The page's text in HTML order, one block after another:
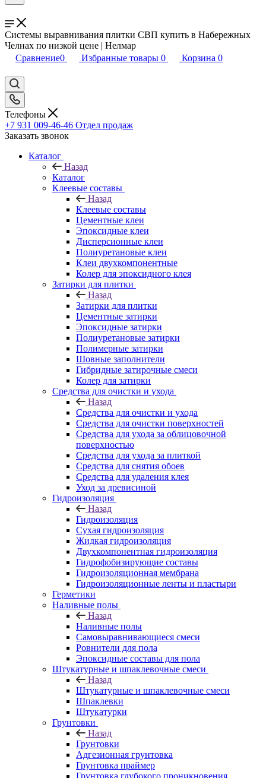
Системы выравнивания плитки СВП купить в Набережных
Челнах по низкой цене | Нелмар
Сравнение0 Избранные товары 0 Корзина 0
Телефоны
+7 931 009-46-46 Отдел продаж
Заказать звонок
Каталог
Назад
Каталог
Клеевые составы
Назад
Клеевые составы
Цементные клеи
Эпоксидные клеи
Дисперсионные клеи
Полиуретановые клеи
Клеи двухкомпонентные
Колер для эпоксидного клея
Затирки для плитки
Назад
Затирки для плитки
Цементные затирки
Эпоксидные затирки
Полиуретановые затирки
Полимерные затирки
Шовные заполнители
Гибридные затирочные смеси
Колер для затирки
Средства для очистки и ухода
Назад
Средства для очистки и ухода
Средства для очистки поверхностей
Средства для ухода за облицовочной
поверхностью
Средства для ухода за плиткой
Средства для снятия обоев
Средства для удаления клея
Уход за древисиной
Гидроизоляция
Назад
Гидроизоляция
Сухая гидроизоляция
Жидкая гидроизоляция
Двухкомпонентная гидроизоляция
Гидрофобизирующие составы
Гидроизоляционная мембрана
Гидроизоляционные ленты и пластыри
Герметики
Наливные полы
Назад
Наливные полы
Самовыравнивающиеся смеси
Ровнители для пола
Эпоксидные составы для пола
Штукатурные и шпаклевочные смеси
Назад
Штукатурные и шпаклевочные смеси
Шпаклевки
Штукатурки
Грунтовки
Назад
Грунтовки
Адгезионная грунтовка
Грунтовка праймер
Грунтовка глубокого проникновения